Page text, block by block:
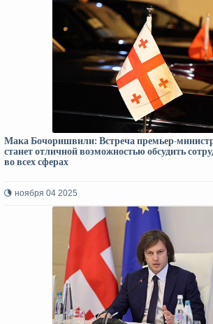
Мака Бочоришвили: Встреча премьер-
станет отличной возможностью обсудить
во всех сферах
ноября 04 2025